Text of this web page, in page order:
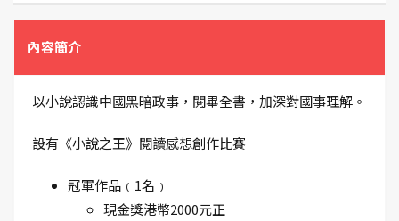
內容簡介
以小說認識中國黑暗政事，閱畢全書，加深對國事理解。
設有《小說之王》閱讀感想創作比賽
冠軍作品﹙1名﹚
現金獎港幣2000元正